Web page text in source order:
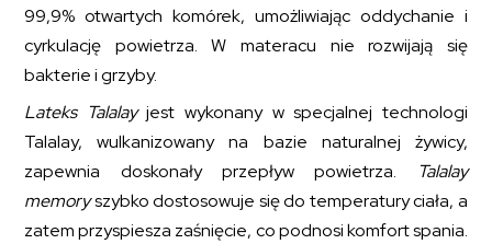
99,9% otwartych komórek, umożliwiając oddychanie i
cyrkulację powietrza. W materacu nie rozwijają się
bakterie i grzyby.
Lateks Talalayjest wykonany w specjalnej technologi
Talalay, wulkanizowany na bazie naturalnej żywicy,
zapewnia doskonały przepływ powietrza.
Talalay
memoryszybko dostosowuje się do temperatury ciała, a
zatem przyspiesza zaśnięcie, co podnosi komfort spania.